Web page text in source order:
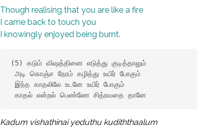
Though realising that you are like a fire
I came back to touch you
I knowingly enjoyed being burnt.
(5) கடும் விஷத்தினை எடுத்து குடித்தாலும்
அடி கொஞ்ச நேரம் கழித்து உயிர் போகும்
இந்த காதலிலே உடனே உயிர் போகும்
காதல் என்றல் பெண்ணே சித்ரவதை தானே
Kadum vishathinai yeduthu kudiththaalum